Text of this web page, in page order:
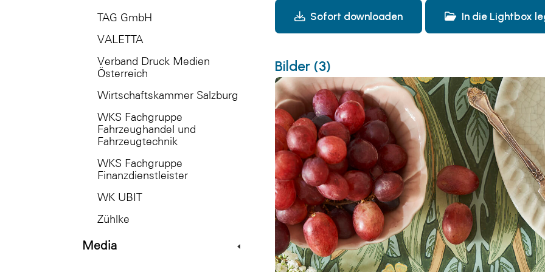
TAG GmbH
VALETTA
Verband Druck Medien
Österreich
Wirtschaftskammer Salzburg
WKS Fachgruppe
Fahrzeughandel und
Fahrzeugtechnik
WKS Fachgruppe
Finanzdienstleister
WK UBIT
Zühlke
Media
Sofort downloaden In die Lightbox
Bilder (3)